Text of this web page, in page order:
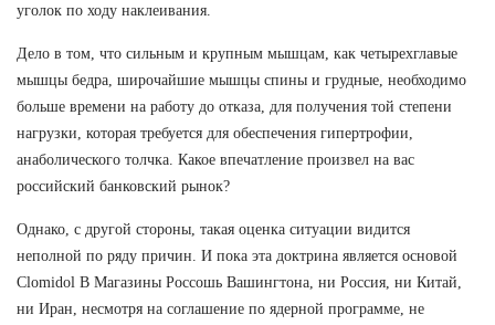
уголок по ходу наклеивания.
Дело в том, что сильным и крупным мышцам, как четырехглавые
мышцы бедра, широчайшие мышцы спины и грудные, необходимо
больше времени на работу до отказа, для получения той степени
нагрузки, которая требуется для обеспечения гипертрофии,
анаболического толчка. Какое впечатление произвел на вас
российский банковский рынок?
Однако, с другой стороны, такая оценка ситуации видится
неполной по ряду причин. И пока эта доктрина является основой
Clomidol В Магазины Россошь Вашингтона, ни Россия, ни Китай,
ни Иран, несмотря на соглашение по ядерной программе, не